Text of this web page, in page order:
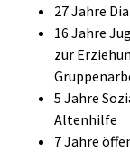
27 Jahre
16 Jahre
zur
5 Jahre
Altenhilfe
7 Jahre